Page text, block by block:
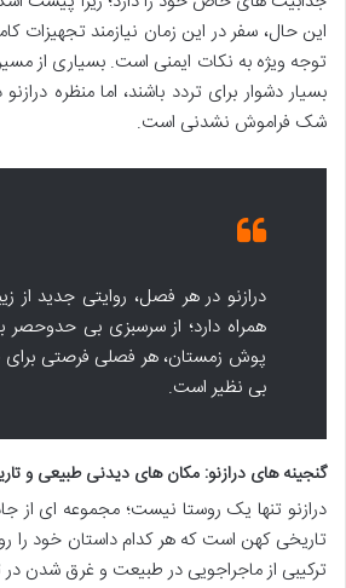
این حال، سفر در این زمان نیازمند تجهیزات
توجه ویژه به نکات ایمنی است. بسیاری از
بسیار دشوار برای تردد باشند، اما منظره
شک فراموش نشدنی است.
درازنو در هر فصل، روایتی جدید از
همراه دارد؛ از سرسبزی بی حدوحصر
پوش زمستان، هر فصلی فرصتی برای
بی نظیر است.
گنجینه های درازنو: مکان های دیدنی طبیعی و
درازنو تنها یک روستا نیست؛ مجموعه ای از
تاریخی کهن است که هر کدام داستان خود را
ترکیبی از ماجراجویی در طبیعت و غرق شدن